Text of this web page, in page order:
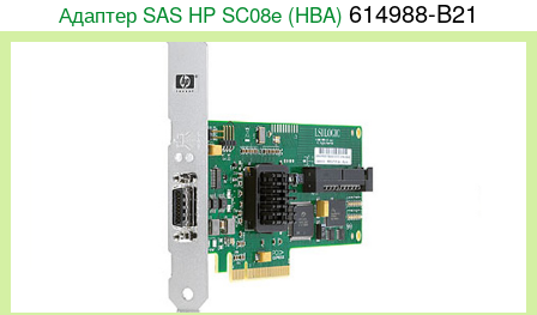
Адаптер SAS HP SC08e (HBA) 614988-B21